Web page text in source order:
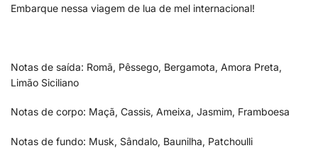
Embarque nessa viagem de lua de mel internacional!
Notas de saída: Romã, Pêssego, Bergamota, Amora Preta,
Limão Siciliano
Notas de corpo: Maçã, Cassis, Ameixa, Jasmim, Framboesa
Notas de fundo: Musk, Sândalo, Baunilha, Patchoulli